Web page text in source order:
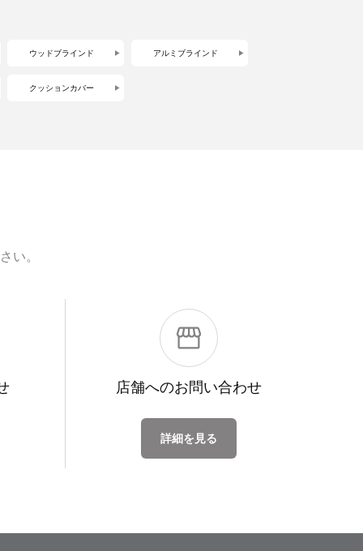
ウッドブラインド アルミブラインド
クッションカバー
い。
店舗へのお問い合わせ
詳細を見る